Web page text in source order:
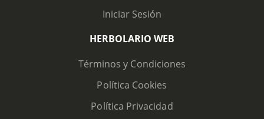
Iniciar Sesión
HERBOLARIO WEB
Términos y Condiciones
Política Cookies
Política Privacidad